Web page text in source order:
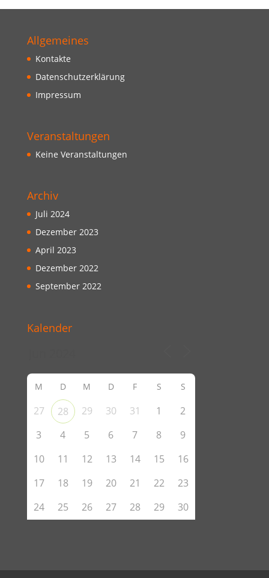
Allgemeines
Kontakte
Datenschutzerklärung
Impressum
Veranstaltungen
Keine Veranstaltungen
Archiv
Juli 2024
Dezember 2023
April 2023
Dezember 2022
September 2022
Kalender
M D M D F S S
27 28 29 30 31 1
2
3
4 5 6 7 8
9
10
11 12 13 14 15
16
17
18 19 20 21 22
23
24
25 26 27 28 29 30